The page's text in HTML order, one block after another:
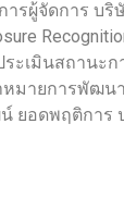
รผู้จัดการ บ
ระเมินสถาน
ายการพัฒน
ยอดพฤติกา